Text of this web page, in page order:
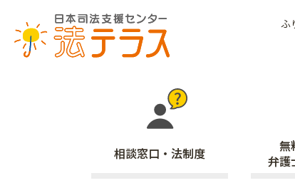
ふ
相談窓口・法制度
無
弁護